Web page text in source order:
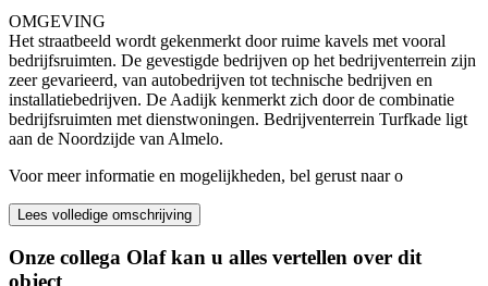
OMGEVING
Het straatbeeld wordt gekenmerkt door ruime kavels met vooral
bedrijfsruimten. De gevestigde bedrijven op het bedrijventerrein zijn
zeer gevarieerd, van autobedrijven tot technische bedrijven en
installatiebedrijven. De Aadijk kenmerkt zich door de combinatie
bedrijfsruimten met dienstwoningen. Bedrijventerrein Turfkade ligt
aan de Noordzijde van Almelo.
Voor meer informatie en mogelijkheden, bel gerust naar o
Lees volledige omschrijving
Onze collega Olaf kan u alles vertellen over dit